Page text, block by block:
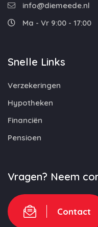
info@diemeede.nl
Ma - Vr 9:00 - 17:00
Snelle Links
Verzekeringen
Hypotheken
Financiën
Pensioen
Vragen? Neem
Contact